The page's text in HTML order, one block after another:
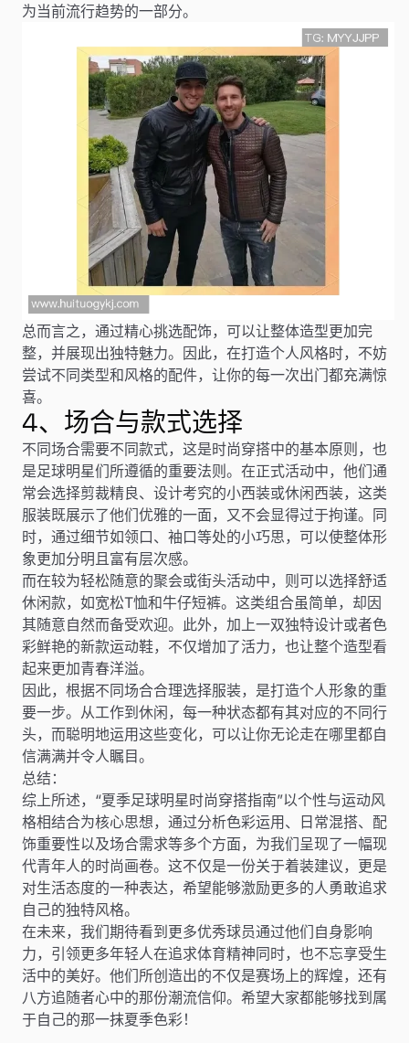
为当前流行趋势的一部分。
总而言之，通过精心挑选配饰，可以让整体造型更加完
整，并展现出独特魅力。因此，在打造个人风格时，不妨
尝试不同类型和风格的配件，让你的每一次出门都充满惊
喜。
4、场合与款式选择
不同场合需要不同款式，这是时尚穿搭中的基本原则，也
是足球明星们所遵循的重要法则。在正式活动中，他们通
常会选择剪裁精良、设计考究的小西装或休闲西装，这类
服装既展示了他们优雅的一面，又不会显得过于拘谨。同
时，通过细节如领口、袖口等处的小巧思，可以使整体形
象更加分明且富有层次感。
而在较为轻松随意的聚会或街头活动中，则可以选择舒适
休闲款，如宽松T恤和牛仔短裤。这类组合虽简单，却因
其随意自然而备受欢迎。此外，加上一双独特设计或者色
彩鲜艳的新款运动鞋，不仅增加了活力，也让整个造型看
起来更加青春洋溢。
因此，根据不同场合合理选择服装，是打造个人形象的重
要一步。从工作到休闲，每一种状态都有其对应的不同行
头，而聪明地运用这些变化，可以让你无论走在哪里都自
信满满并令人瞩目。
总结：
综上所述，“夏季足球明星时尚穿搭指南”以个性与运动风
格相结合为核心思想，通过分析色彩运用、日常混搭、配
饰重要性以及场合需求等多个方面，为我们呈现了一幅现
代青年人的时尚画卷。这不仅是一份关于着装建议，更是
对生活态度的一种表达，希望能够激励更多的人勇敢追求
自己的独特风格。
在未来，我们期待看到更多优秀球员通过他们自身影响
力，引领更多年轻人在追求体育精神同时，也不忘享受生
活中的美好。他们所创造出的不仅是赛场上的辉煌，还有
八方追随者心中的那份潮流信仰。希望大家都能够找到属
于自己的那一抹夏季色彩！